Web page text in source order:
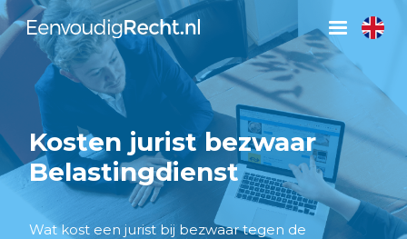
Kosten jurist bezwaar
Belastingdienst
Wat kost een jurist bij bezwaar tegen de